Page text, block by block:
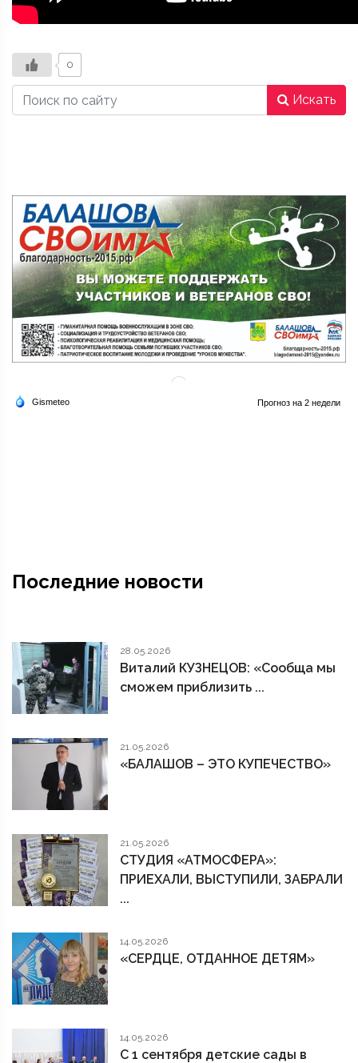
0
Искать
Последние новости
28.05.2026
Виталий КУЗНЕЦОВ: «Сообща мы
сможем приблизить ...
21.05.2026
«БАЛАШОВ – ЭТО КУПЕЧЕСТВО»
21.05.2026
СТУДИЯ «АТМОСФЕРА»:
ПРИЕХАЛИ, ВЫСТУПИЛИ, ЗАБРАЛИ
...
14.05.2026
«СЕРДЦЕ, ОТДАННОЕ ДЕТЯМ»
14.05.2026
С 1 сентября детские сады в